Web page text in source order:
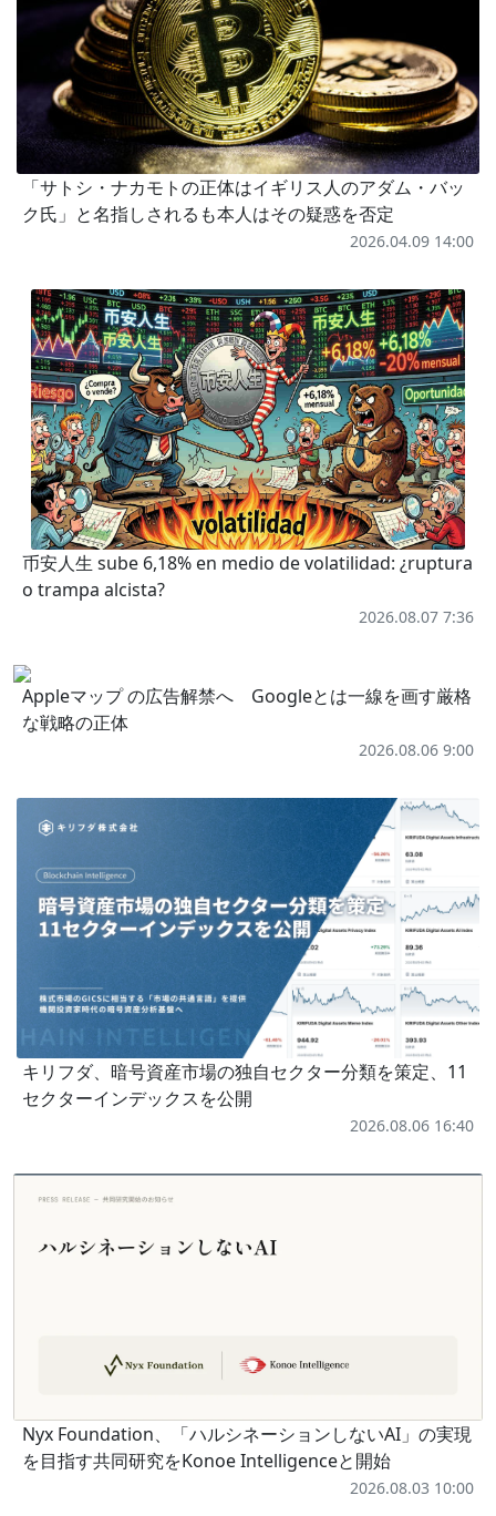
「サトシ・ナカモトの正体はイギリス人のアダム・バッ
ク氏」と名指しされるも本人はその疑惑を否定
2026.04.09 14:00
币安人生 sube 6,18% en medio de volatilidad: ¿ruptura
o trampa alcista?
2026.08.07 7:36
Appleマップ の広告解禁へ Googleとは一線を画す厳格
な戦略の正体
2026.08.06 9:00
キリフダ、暗号資産市場の独自セクター分類を策定、11
セクターインデックスを公開
2026.08.06 16:40
Nyx Foundation、「ハルシネーションしないAI」の実現
を目指す共同研究をKonoe Intelligenceと開始
2026.08.03 10:00